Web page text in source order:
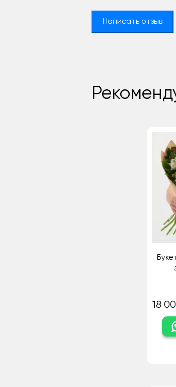
Написать отзыв
18